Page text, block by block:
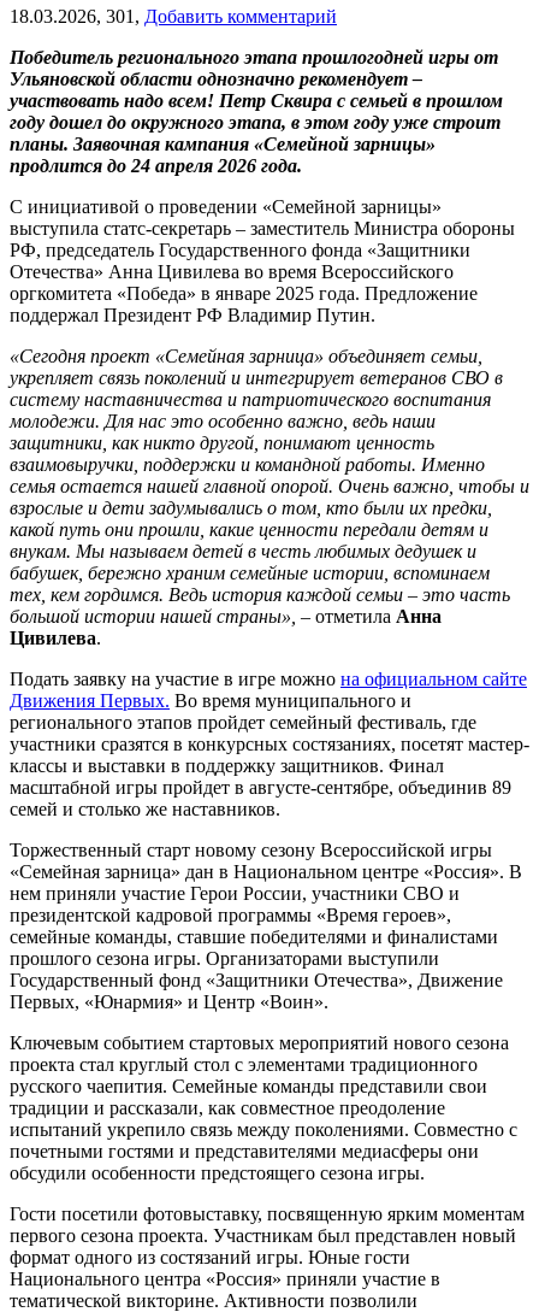
18.03.2026, 301, Добавить комментарий
Победитель регионального этапа прошлогодней игры от
Ульяновской области однозначно рекомендует –
участвовать надо всем! Петр Сквира с семьей в прошлом
году дошел до окружного этапа, в этом году уже строит
планы. Заявочная кампания «Семейной зарницы»
продлится до 24 апреля 2026 года.
С инициативой о проведении «Семейной зарницы»
выступила статс-секретарь – заместитель Министра обороны
РФ, председатель Государственного фонда «Защитники
Отечества» Анна Цивилева во время Всероссийского
оргкомитета «Победа» в январе 2025 года. Предложение
поддержал Президент РФ Владимир Путин.
«Сегодня проект «Семейная зарница» объединяет семьи,
укрепляет связь поколений и интегрирует ветеранов СВО в
систему наставничества и патриотического воспитания
молодежи. Для нас это особенно важно, ведь наши
защитники, как никто другой, понимают ценность
взаимовыручки, поддержки и командной работы. Именно
семья остается нашей главной опорой. Очень важно, чтобы и
взрослые и дети задумывались о том, кто были их предки,
какой путь они прошли, какие ценности передали детям и
внукам. Мы называем детей в честь любимых дедушек и
бабушек, бережно храним семейные истории, вспоминаем
тех, кем гордимся. Ведь история каждой семьи – это часть
большой истории нашей страны», – отметила Анна
Цивилева.
Подать заявку на участие в игре можно на официальном сайте
Движения Первых. Во время муниципального и
регионального этапов пройдет семейный фестиваль, где
участники сразятся в конкурсных состязаниях, посетят мастер-
классы и выставки в поддержку защитников. Финал
масштабной игры пройдет в августе-сентябре, объединив 89
семей и столько же наставников.
Торжественный старт новому сезону Всероссийской игры
«Семейная зарница» дан в Национальном центре «Россия». В
нем приняли участие Герои России, участники СВО и
президентской кадровой программы «Время героев»,
семейные команды, ставшие победителями и финалистами
прошлого сезона игры. Организаторами выступили
Государственный фонд «Защитники Отечества», Движение
Первых, «Юнармия» и Центр «Воин».
Ключевым событием стартовых мероприятий нового сезона
проекта стал круглый стол с элементами традиционного
русского чаепития. Семейные команды представили свои
традиции и рассказали, как совместное преодоление
испытаний укрепило связь между поколениями. Совместно с
почетными гостями и представителями медиасферы они
обсудили особенности предстоящего сезона игры.
Гости посетили фотовыставку, посвященную ярким моментам
первого сезона проекта. Участникам был представлен новый
формат одного из состязаний игры. Юные гости
Национального центра «Россия» приняли участие в
тематической викторине. Активности позволили